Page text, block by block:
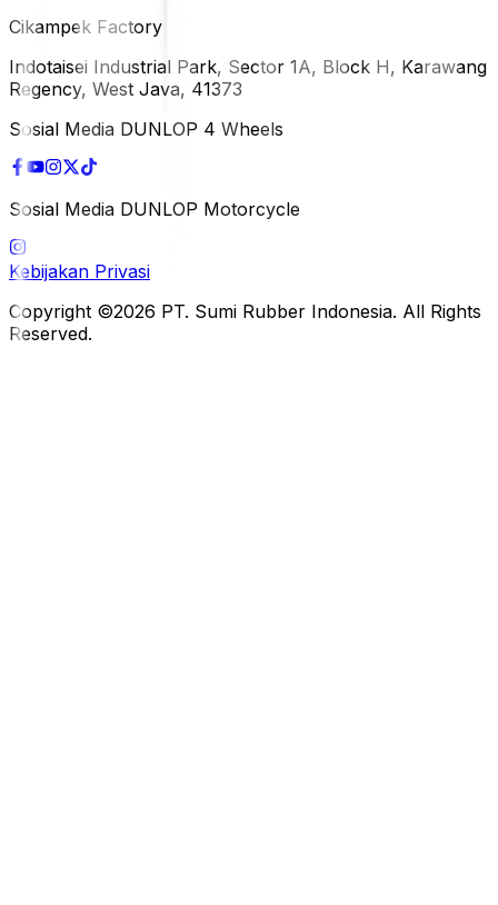
Cikampek Factory
Indotaisei Industrial Park, Sector 1A, Block H, Karawang
Regency, West Java, 41373
Sosial Media DUNLOP 4 Wheels
Sosial Media DUNLOP Motorcycle
Kebijakan Privasi
Copyright ©2026 PT. Sumi Rubber Indonesia. All Rights
Reserved.